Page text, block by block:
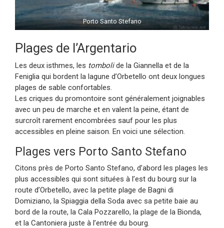
Porto Santo Stefano
Plages de l’Argentario
Les deux isthmes, les tombolide la Giannella et de la
Feniglia qui bordent la lagune d’Orbetello ont deux longues
plages de sable confortables.
Les criques du promontoire sont généralement joignables
avec un peu de marche et en valent la peine, étant de
surcroît rarement encombrées sauf pour les plus
accessibles en pleine saison. En voici une sélection.
Plages vers Porto Santo Stefano
Citons près de Porto Santo Stefano, d’abord les plages les
plus accessibles qui sont situées à l’est du bourg sur la
route d’Orbetello, avec la petite plage de Bagni di
Domiziano, la Spiaggia della Soda avec sa petite baie au
bord de la route, la Cala Pozzarello, la plage de la Bionda,
et la Cantoniera juste à l’entrée du bourg.